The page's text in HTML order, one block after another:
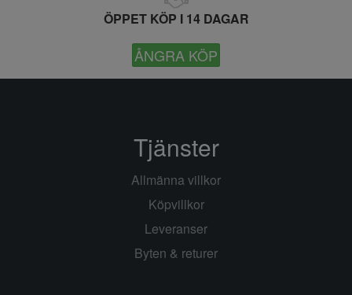
ÖPPET KÖP I 14 DAGAR
ÅNGRA KÖP
Tjänster
Allmänna villkor
Köpvillkor
Leveranser
Byten & returer